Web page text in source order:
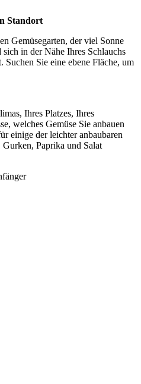
Standort
Gemüsegarten, der viel Sonne
in der Nähe Ihres Schlauchs
Suchen Sie eine ebene Fläche, um
Ihres Platzes, Ihres
welches Gemüse Sie anbauen
einige der leichter anbaubaren
Paprika und Salat